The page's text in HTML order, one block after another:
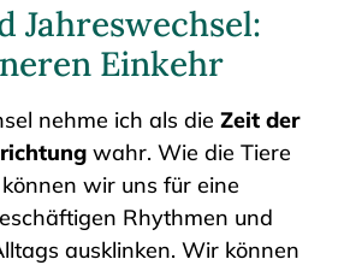
Jahreswechsel:
Einkehr
nehme ich als dieZeit der
wahr. Wie die Tiere
wir uns für eine
Rhythmen und
ausklinken. Wir können